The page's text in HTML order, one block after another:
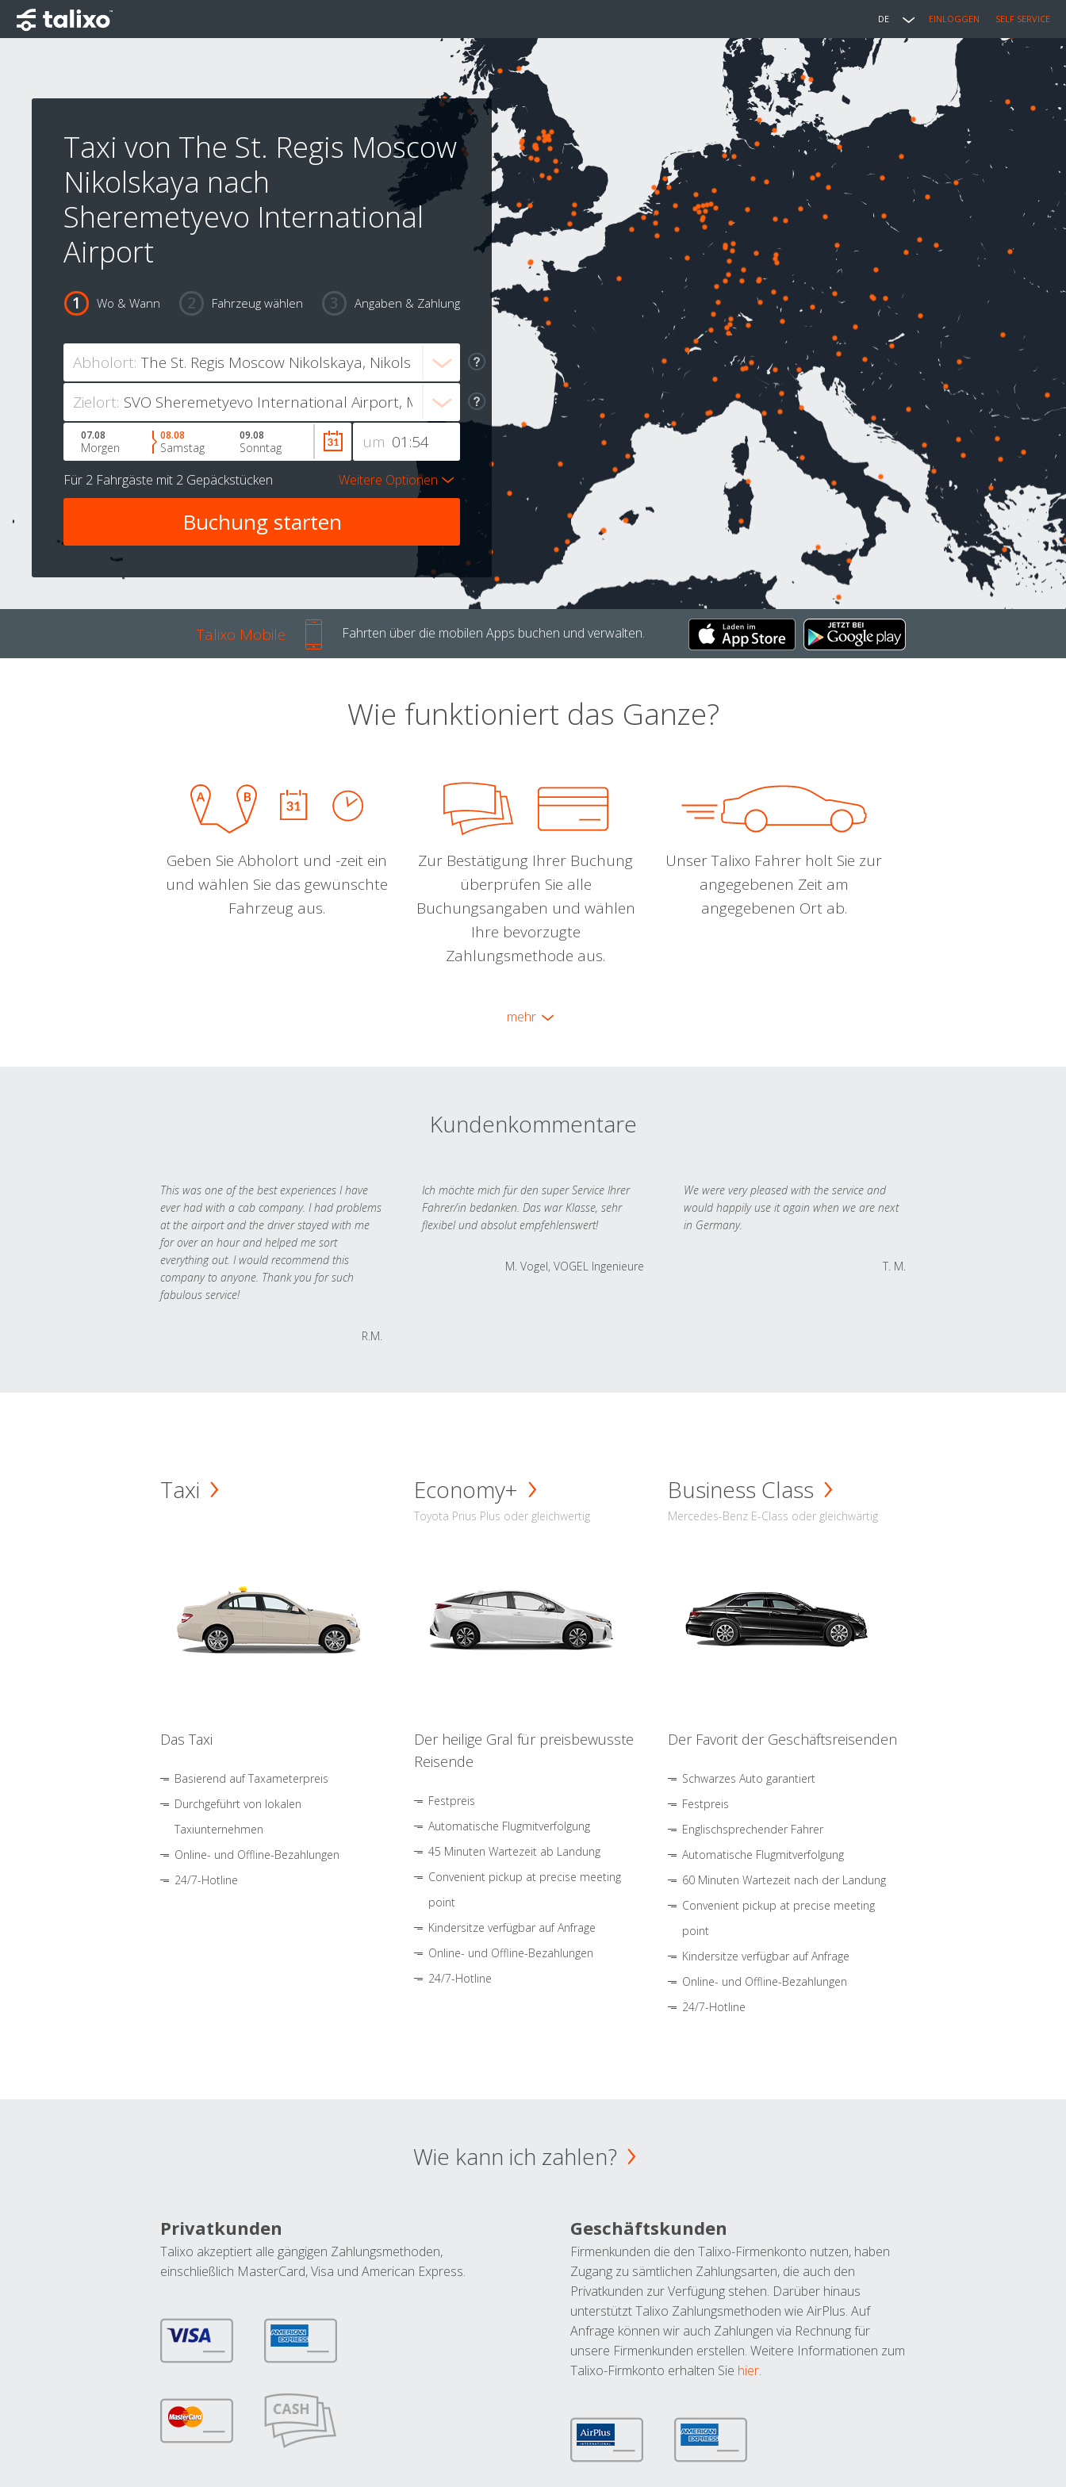
DE EINLOGGEN SELF SERVICE
Taxi von The St. Regis Moscow
Nikolskaya nach
Sheremetyevo International
Airport
Wo & Wann Fahrzeug wählen Angaben & Zahlung
Abholort:
Zielort:
um
07.08
Morgen
08.08
Samstag
09.08
Sonntag
Für 2 Fahrgäste mit 2 Gepäckstücken Weitere Optionen
Talixo Mobile Fahrten über die mobilen Apps buchen und verwalten.
Wie funktioniert das Ganze?
Geben Sie Abholort und -zeit ein
und wählen Sie das gewünschte
Fahrzeug aus.
Zur Bestätigung Ihrer Buchung
überprüfen Sie alle
Buchungsangaben und wählen
Ihre bevorzugte
Zahlungsmethode aus.
Unser Talixo Fahrer holt Sie zur
angegebenen Zeit am
angegebenen Ort ab.
mehr
Kundenkommentare
This was one of the best experiences I have
ever had with a cab company. I had problems
at the airport and the driver stayed with me
for over an hour and helped me sort
everything out. I would recommend this
company to anyone. Thank you for such
fabulous service!
R.M.
Ich möchte mich für den super Service Ihrer
Fahrer/in bedanken. Das war Klasse, sehr
flexibel und absolut empfehlenswert!
M. Vogel, VOGEL Ingenieure
We were very pleased with the service and
would happily use it again when we are next
in Germany.
T. M.
Taxi
Das Taxi
Basierend auf Taxameterpreis
Durchgeführt von lokalen
Taxiunternehmen
Online- und Offline-Bezahlungen
24/7-Hotline
Economy+
Toyota Prius Plus oder gleichwertig
Der heilige Gral für preisbewusste
Reisende
Festpreis
Automatische Flugmitverfolgung
45 Minuten Wartezeit ab Landung
Convenient pickup at precise meeting
point
Kindersitze verfügbar auf Anfrage
Online- und Offline-Bezahlungen
24/7-Hotline
Business Class
Mercedes-Benz E-Class oder gleichwärtig
Der Favorit der Geschäftsreisenden
Schwarzes Auto garantiert
Festpreis
Englischsprechender Fahrer
Automatische Flugmitverfolgung
60 Minuten Wartezeit nach der Landung
Convenient pickup at precise meeting
point
Kindersitze verfügbar auf Anfrage
Online- und Offline-Bezahlungen
24/7-Hotline
Wie kann ich zahlen?
Privatkunden
Talixo akzeptiert alle gängigen Zahlungsmethoden,
einschließlich MasterCard, Visa und American Express.
Geschäftskunden
Firmenkunden die den Talixo-Firmenkonto nutzen, haben
Zugang zu sämtlichen Zahlungsarten, die auch den
Privatkunden zur Verfügung stehen. Darüber hinaus
unterstützt Talixo Zahlungsmethoden wie AirPlus. Auf
Anfrage können wir auch Zahlungen via Rechnung für
unsere Firmenkunden erstellen. Weitere Informationen zum
Talixo-Firmkonto erhalten Sie hier.